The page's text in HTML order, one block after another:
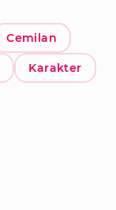
Cemilan
Karakter